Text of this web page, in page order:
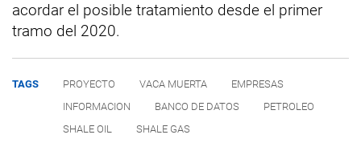
acordar el posible tratamiento desde el primer
tramo del 2020.
TAGS PROYECTO VACA MUERTA
EMPRESAS
INFORMACION
BANCO DE DATOS
PETROLEO
SHALE OIL
SHALE GAS